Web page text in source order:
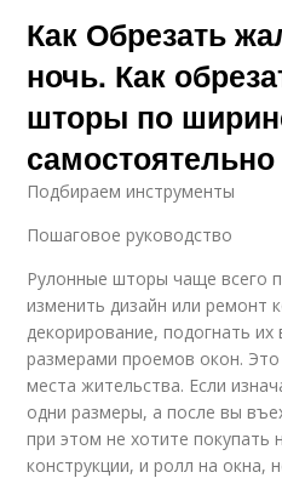
Как Обрезать
ночь. Как
шторы по
самостоятельно
Подбираем инструменты
Пошаговое руководство
Рулонные шторы чаще всего
изменить дизайн или ремонт
декорирование, подогнать их
размерами проемов окон.
места жительства. Если
одни размеры, а после вы
при этом не хотите покупать
конструкции, и ролл на окна,